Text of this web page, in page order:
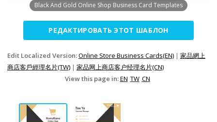
Black And Gold Online Shop Business Card Templates
РЕДАКТИРОВАТЬ ЭТОТ ШАБЛОН
Edit Localized Version:Online Store Business Cards(EN) | 家品網上
商店客戶經理名片(TW) | 家品网上商店客户经理名片(CN)
View this page in:EN TW CN